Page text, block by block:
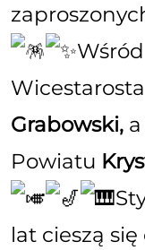
Grabowski,
Powiatu
lat cieszą